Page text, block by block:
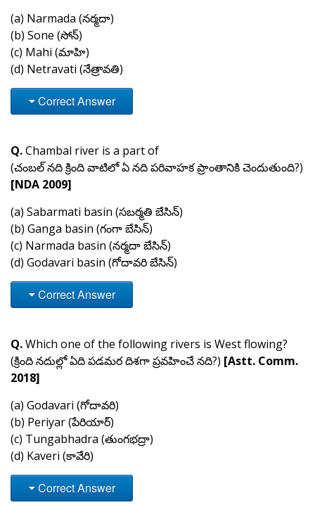
(a) Narmada (నర్మదా)
(b) Sone (సోన్)
(c) Mahi (మాహి)
(d) Netravati (నేత్రావతి)
Correct Answer
Q.Chambal river is a part of
(చంబల్ నది క్రింది వాటిలో ఏ నది పరివాహక ప్రాంతానికి చెందుతుంది?)
[NDA 2009]
(a) Sabarmati basin (సబర్మతి బేసిన్)
(b) Ganga basin (గంగా బేసిన్)
(c) Narmada basin (నర్మదా బేసిన్)
(d) Godavari basin (గోదావరి బేసిన్)
Correct Answer
Q.Which one of the following rivers is West flowing?
(క్రింది నదుల్లో ఏది పడమర దిశగా ప్రవహించే నది?) [Astt. Comm.
2018]
(a) Godavari (గోదావరి)
(b) Periyar (పేరియార్)
(c) Tungabhadra (తుంగభద్రా)
(d) Kaveri (కావేరి)
Correct Answer